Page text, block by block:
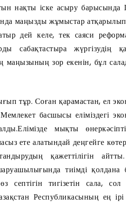
нақты іске асыру барысында
маңызды жұмыстар
дей келе, тек саяси
сабақтастыра жүргізудің
маңызының зор екенін, бұл
тұр. Соған қарамастан, ел
басшысы еліміздегі
мықты
ете алатындай деңгейге
қажеттілігін
тиімді қолдана
септігін тигізетін сала,
Республикасының ең